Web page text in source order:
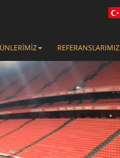
REFERANSLARIMIZ